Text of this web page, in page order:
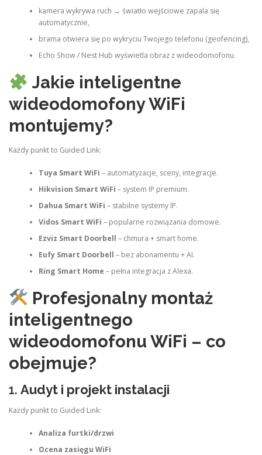
kamera wykrywa ruch → światło wejściowe zapala się
automatycznie,
brama otwiera się po wykryciu Twojego telefonu (geofencing),
Echo Show / Nest Hub wyświetla obraz z wideodomofonu.
Jakie inteligentne
wideodomofony WiFi
montujemy?
Każdy punkt to Guided Link:
Tuya Smart WiFi – automatyzacje, sceny, integracje.
Hikvision Smart WiFi – system IP premium.
Dahua Smart WiFi – stabilne systemy IP.
Vidos Smart WiFi – popularne rozwiązania domowe.
Ezviz Smart Doorbell – chmura + smart home.
Eufy Smart Doorbell – bez abonamentu + AI.
Ring Smart Home – pełna integracja z Alexa.
Profesjonalny montaż
inteligentnego
wideodomofonu WiFi – co
obejmuje?
1. Audyt i projekt instalacji
Każdy punkt to Guided Link:
Analiza furtki/drzwi
Ocena zasięgu WiFi